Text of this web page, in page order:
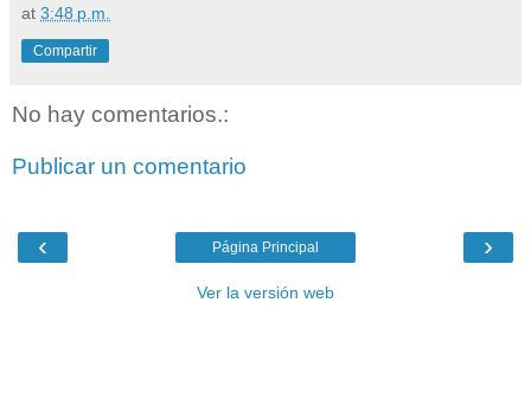
at 3:48 p.m.
Compartir
No hay comentarios.:
Publicar un comentario
‹ ›
Página Principal
Ver la versión web